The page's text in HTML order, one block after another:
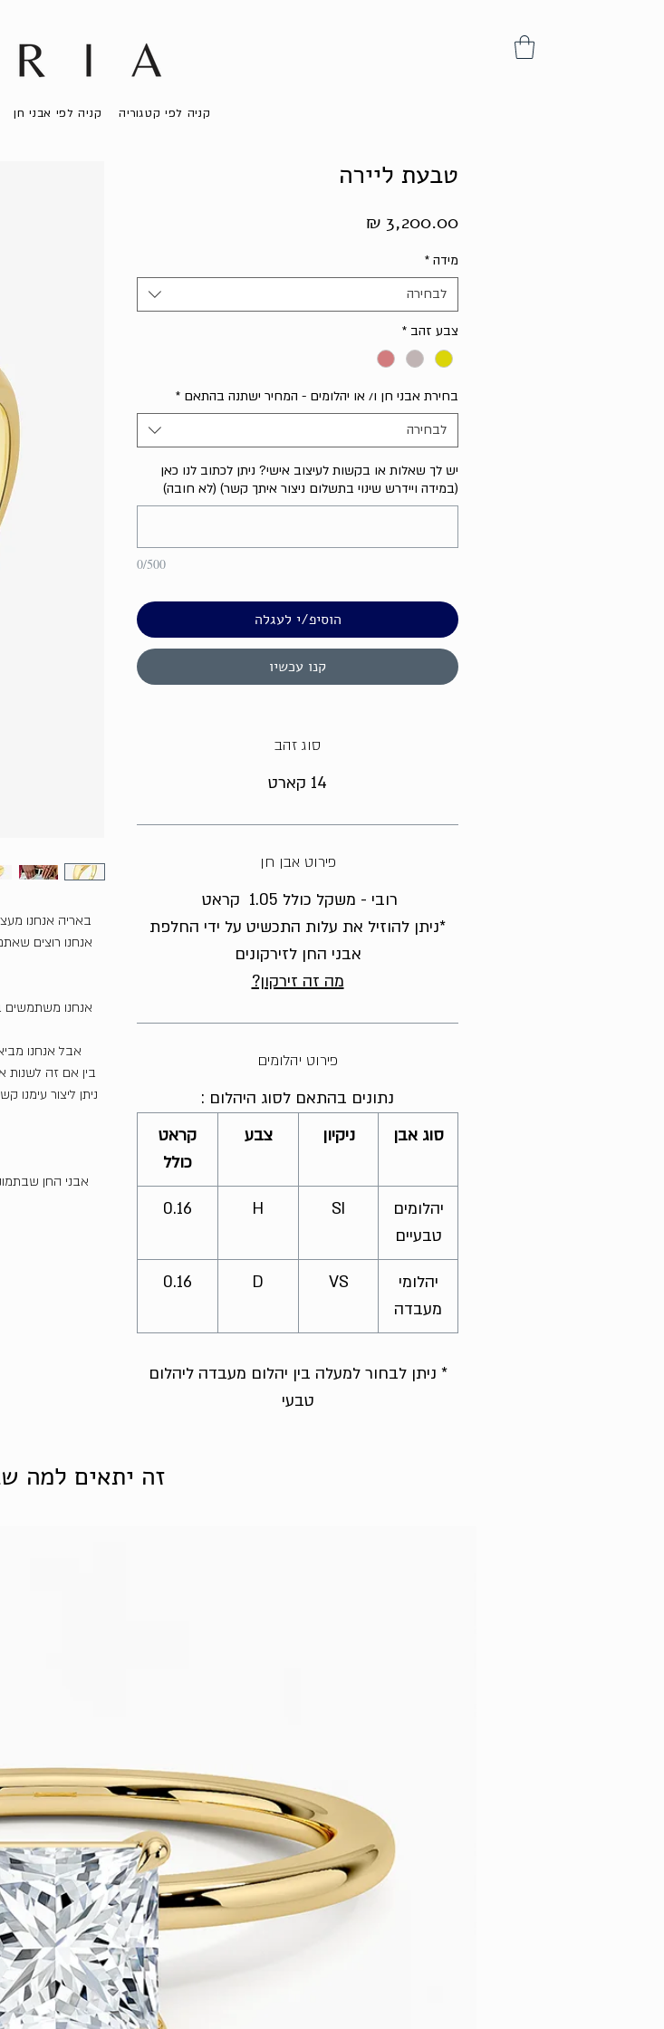
קניה לפי קטגוריה קניה לפי אבני חן
באריה אנחנו
אנחנו רוצים
אנחנו משתמשים
אבל אנחנו
בין אם זה לשנות
ניתן ליצור עימנו
אבני החן
טבעת ליירה
מידה *
לבחירה
צבע זהב *
בחירת אבני חן ו/ או יהלומים - המחיר ישתנה בהתאם *
לבחירה
יש לך שאלות או בקשות לעיצוב אישי? ניתן לכתוב לנו כאן
(במידה ויידרש שינוי בתשלום ניצור איתך קשר) (לא חובה)
0/500
הוסיפ/י לעגלה
קנו עכשיו
סוג זהב
14 קארט
פירוט אבן חן
רובי - משקל כולל 1.05 קראט
*ניתן להוזיל את עלות התכשיט על ידי החלפת
אבני החן לזירקונים
מה זה זירקון?
פירוט יהלומים
נתונים בהתאם לסוג היהלום :
סוג אבן
ניקיון צבע
קראט
כולל
יהלומים
טבעיים
SI
H
0.16
יהלומי
מעבדה
VS
D
0.16
* ניתן לבחור למעלה בין יהלום מעבדה ליהלום
טבעי
זה יתאים למה